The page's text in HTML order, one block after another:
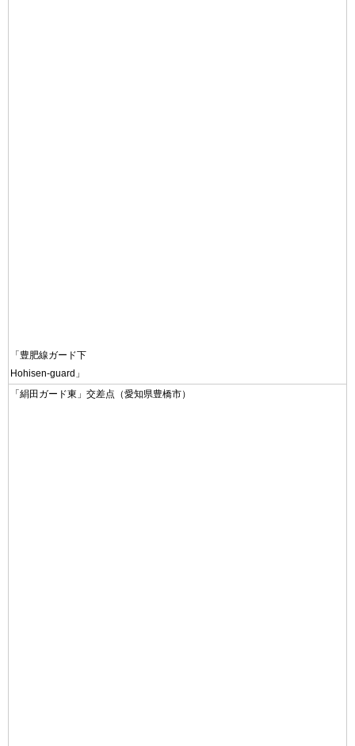
「豊肥線ガード下
Hohisen-guard」
「絹田ガード東」交差点（愛知県豊橋市）